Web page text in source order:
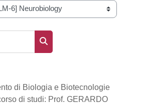
Cerca corsi
di Biologia e Biotecnologie
di studi: Prof. GERARDO